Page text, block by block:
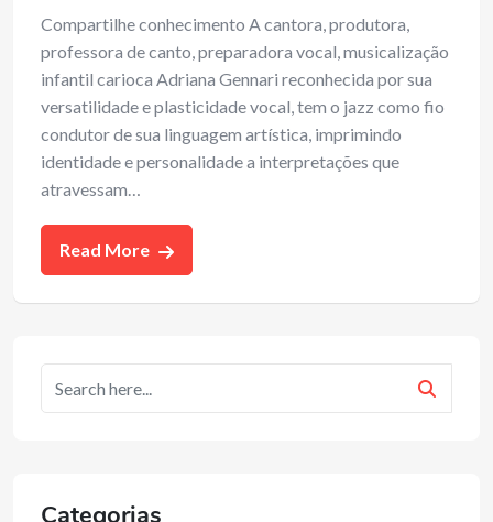
Compartilhe conhecimento A cantora, produtora,
professora de canto, preparadora vocal, musicalização
infantil carioca Adriana Gennari reconhecida por sua
versatilidade e plasticidade vocal, tem o jazz como fio
condutor de sua linguagem artística, imprimindo
identidade e personalidade a interpretações que
atravessam…
Read More
Categorias